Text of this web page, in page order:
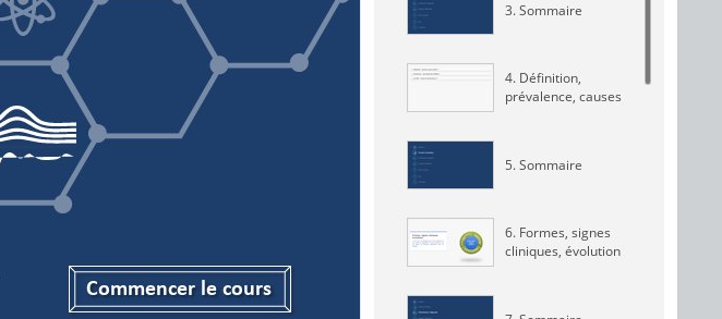
Commencer le cours
Commencer le cours
3. Sommaire
4. Définition,
prévalence, causes
5. Sommaire
6. Formes, signes
cliniques, évolution